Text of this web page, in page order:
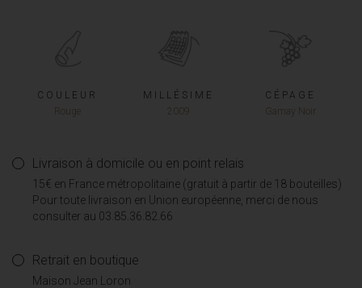
COULEUR
Rouge
MILLÉSIME
2009
CÉPAGE
Gamay Noir
Livraison à domicile ou en point relais
15€ en France métropolitaine (gratuit à partir de 18 bouteilles)
Pour toute livraison en Union européenne, merci de nous
consulter au 03.85.36.82.66
Retrait en boutique
Maison Jean Loron